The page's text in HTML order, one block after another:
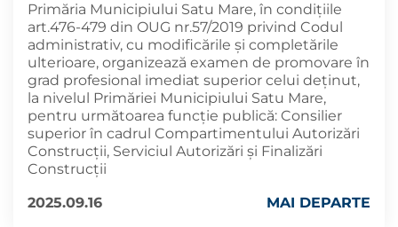
Primăria Municipiului Satu Mare, în condițiile
art.476-479 din OUG nr.57/2019 privind Codul
administrativ, cu modificările şi completările
ulterioare, organizează examen de promovare în
grad profesional imediat superior celui deținut,
la nivelul Primăriei Municipiului Satu Mare,
pentru următoarea funcție publică: Consilier
superior în cadrul Compartimentului Autorizări
Construcţii, Serviciul Autorizări şi Finalizări
Construcţii
2025.09.16
MAI DEPARTE